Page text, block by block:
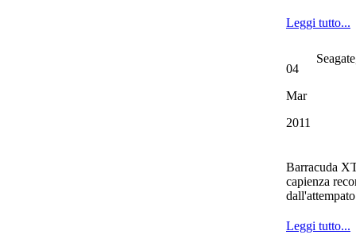
Leggi tutto...
04
Mar
2011
Barracuda
capienza
Leggi tutto...